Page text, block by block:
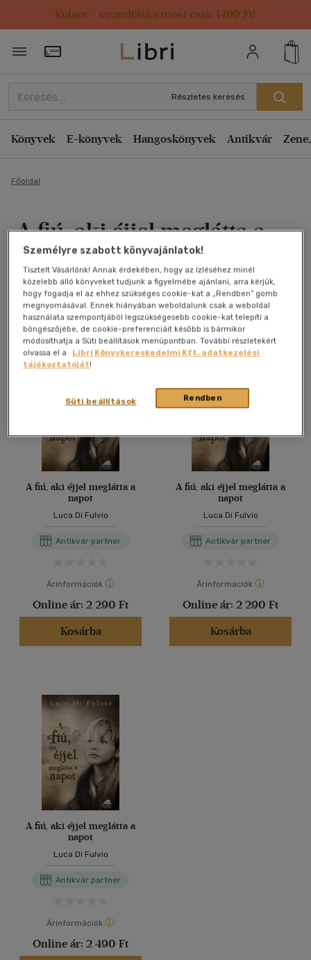
Kulacs / strandtáska most csak 1499 Ft!
Törzsvásárlói Kártya adatai
Részletes keresés
Könyvek E-könyvek Hangoskönyvek Antikvár
Főoldal
A fiú, aki éjjel meglátta a
napot
Luca Di Fulvio
Antikvár könyv (3db)
A fiú, aki éjjel meglátta a
napot
Luca Di Fulvio
Antikvár partner
Árinformációk
Online ár: 2 290 Ft
Kosárba
A fiú, aki éjjel meglátta a
napot
Luca Di Fulvio
Antikvár partner
Árinformációk
Online ár: 2 290 Ft
Kosárba
A fiú, aki éjjel meglátta a
napot
Luca Di Fulvio
Antikvár partner
Árinformációk
Online ár: 2 490 Ft
Személyre szabott könyvajánlatok!
Tisztelt Vásárlónk! Annak érdekében, hogy az ízléséhez minél
közelebb álló könyveket tudjunk a figyelmébe ajánlani, arra kérjük,
hogy fogadja el az ehhez szükséges cookie-kat a „Rendben” gomb
megnyomásával. Ennek hiányában weboldalunk csak a weboldal
használata szempontjából legszükségesebb cookie-kat telepíti a
böngészőjébe, de cookie-preferenciáit később is bármikor
módosíthatja a Süti beállítások menüpontban. További részletekért
olvassa el a
Libri Könyvkereskedelmi Kft. adatkezelési
tájékoztatóját!
Rendben
Süti beállítások